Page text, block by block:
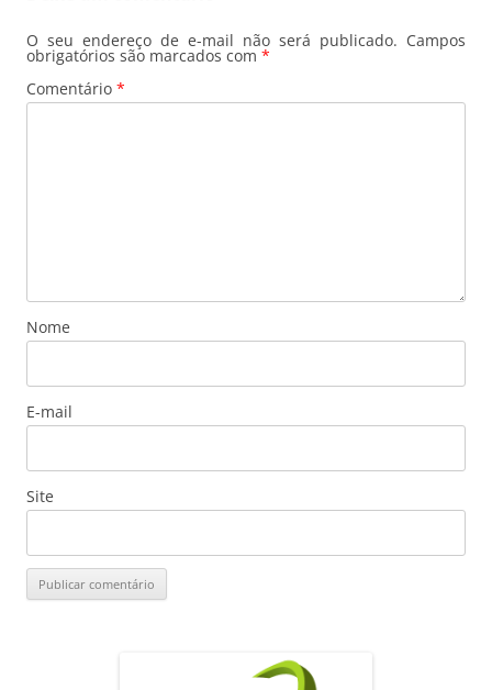
O seu endereço de e-mail não será publicado. Campos
obrigatórios são marcados com *
Comentário *
Nome
E-mail
Site